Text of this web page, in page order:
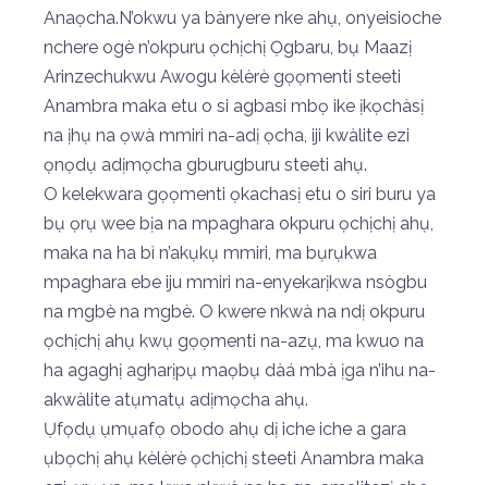
Anaọcha.N’okwu ya bànyere nke ahụ, onyeisioche
nchere ogè n’okpuru ọchịchị Ọgbaru, bụ Maazị
Arinzechukwu Awogu kèlèrè gọọmenti steeti
Anambra maka etu o si agbasi mbọ ike ịkọchàsị
na ịhụ na ọwà mmiri na-adị ọcha, iji kwàlite ezi
ọnọdụ adịmọcha gburugburu steeti ahụ.
O kelekwara gọọmenti ọkachasị etu o siri buru ya
bụ ọrụ wee bịa na mpaghara okpuru ọchịchị ahụ,
maka na ha bì n’akụkụ mmiri, ma bụrụkwa
mpaghara ebe iju mmiri na-enyekarịkwa nsògbu
na mgbè na mgbè. O kwere nkwà na ndị okpuru
ọchịchị ahụ kwụ gọọmenti na-azụ, ma kwuo na
ha agaghị agharịpụ maọbụ dàá mbà ịga n’ihu na-
akwàlite atụmatụ adịmọcha ahụ.
Ụfọdụ ụmụafọ obodo ahụ dị iche iche a gara
ụbọchị ahụ kèlèrè ọchịchị steeti Anambra maka